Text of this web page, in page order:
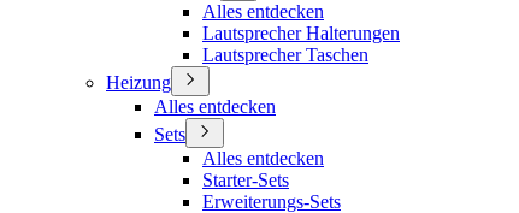
Alles entdecken
Lautsprecher Halterungen
Lautsprecher Taschen
Heizung
Alles entdecken
Sets
Alles entdecken
Starter-Sets
Erweiterungs-Sets